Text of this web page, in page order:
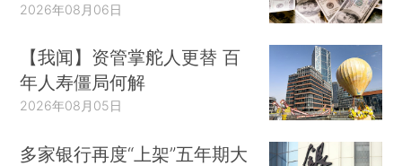
2026年08月06日
【我闻】资管掌舵人更替 百
年人寿僵局何解
2026年08月05日
多家银行再度“上架”五年期大